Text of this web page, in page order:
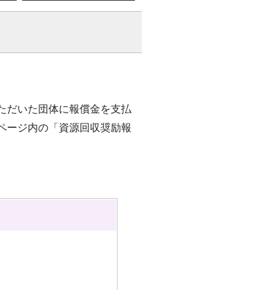
だいた団体に報償金を支払
ージ内の「資源回収奨励報